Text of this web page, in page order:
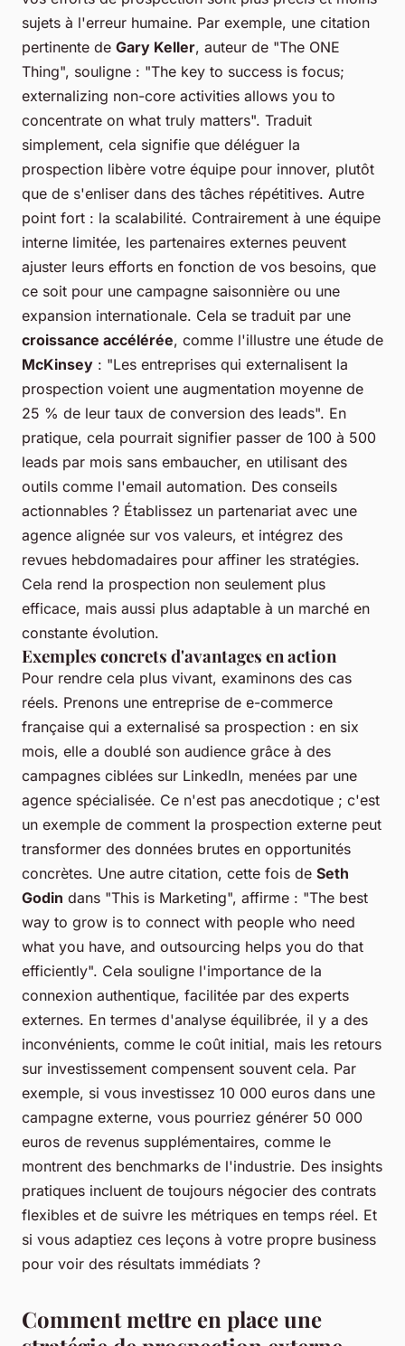
sujets à l'erreur humaine. Par exemple, une citation
pertinente de Gary Keller, auteur de "The ONE
Thing", souligne : "The key to success is focus;
externalizing non-core activities allows you to
concentrate on what truly matters". Traduit
simplement, cela signifie que déléguer la
prospection libère votre équipe pour innover, plutôt
que de s'enliser dans des tâches répétitives. Autre
point fort : la scalabilité. Contrairement à une équipe
interne limitée, les partenaires externes peuvent
ajuster leurs efforts en fonction de vos besoins, que
ce soit pour une campagne saisonnière ou une
expansion internationale. Cela se traduit par une
croissance accélérée, comme l'illustre une étude de
McKinsey : "Les entreprises qui externalisent la
prospection voient une augmentation moyenne de
25 % de leur taux de conversion des leads". En
pratique, cela pourrait signifier passer de 100 à 500
leads par mois sans embaucher, en utilisant des
outils comme l'email automation. Des conseils
actionnables ? Établissez un partenariat avec une
agence alignée sur vos valeurs, et intégrez des
revues hebdomadaires pour affiner les stratégies.
Cela rend la prospection non seulement plus
efficace, mais aussi plus adaptable à un marché en
constante évolution.
Exemples concrets d'avantages en action
Pour rendre cela plus vivant, examinons des cas
réels. Prenons une entreprise de e-commerce
française qui a externalisé sa prospection : en six
mois, elle a doublé son audience grâce à des
campagnes ciblées sur LinkedIn, menées par une
agence spécialisée. Ce n'est pas anecdotique ; c'est
un exemple de comment la prospection externe peut
transformer des données brutes en opportunités
concrètes. Une autre citation, cette fois de Seth
Godin dans "This is Marketing", affirme : "The best
way to grow is to connect with people who need
what you have, and outsourcing helps you do that
efficiently". Cela souligne l'importance de la
connexion authentique, facilitée par des experts
externes. En termes d'analyse équilibrée, il y a des
inconvénients, comme le coût initial, mais les retours
sur investissement compensent souvent cela. Par
exemple, si vous investissez 10 000 euros dans une
campagne externe, vous pourriez générer 50 000
euros de revenus supplémentaires, comme le
montrent des benchmarks de l'industrie. Des insights
pratiques incluent de toujours négocier des contrats
flexibles et de suivre les métriques en temps réel. Et
si vous adaptiez ces leçons à votre propre business
pour voir des résultats immédiats ?
Comment mettre en place une